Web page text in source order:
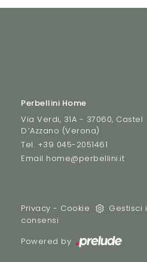
Perbellini Home
Via Verdi, 31A - 37060, Castel
D’Azzano (Verona)
Tel. +39 045-2051461
Email home@perbellini.it
Privacy - Cookie
Gestisci i
consensi
Powered by